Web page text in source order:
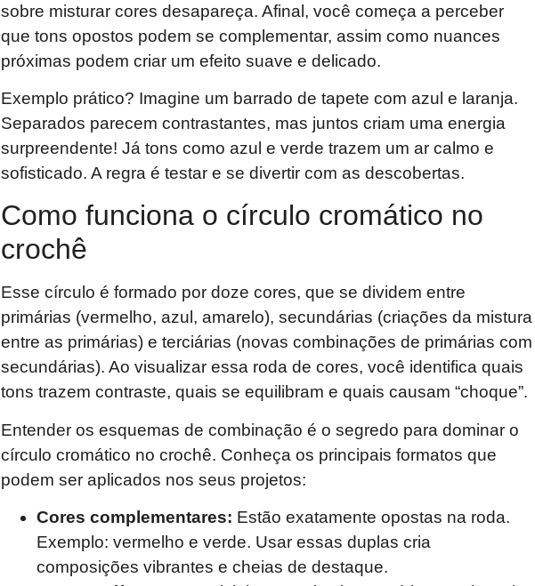
sobre misturar cores desapareça. Afinal, você começa a perceber
que tons opostos podem se complementar, assim como nuances
próximas podem criar um efeito suave e delicado.
Exemplo prático? Imagine um barrado de tapete com azul e laranja.
Separados parecem contrastantes, mas juntos criam uma energia
surpreendente! Já tons como azul e verde trazem um ar calmo e
sofisticado. A regra é testar e se divertir com as descobertas.
Como funciona o círculo cromático no
crochê
Esse círculo é formado por doze cores, que se dividem entre
primárias (vermelho, azul, amarelo), secundárias (criações da mistura
entre as primárias) e terciárias (novas combinações de primárias com
secundárias). Ao visualizar essa roda de cores, você identifica quais
tons trazem contraste, quais se equilibram e quais causam “choque”.
Entender os esquemas de combinação é o segredo para dominar o
círculo cromático no crochê. Conheça os principais formatos que
podem ser aplicados nos seus projetos:
Cores complementares: Estão exatamente opostas na roda.
Exemplo: vermelho e verde. Usar essas duplas cria
composições vibrantes e cheias de destaque.